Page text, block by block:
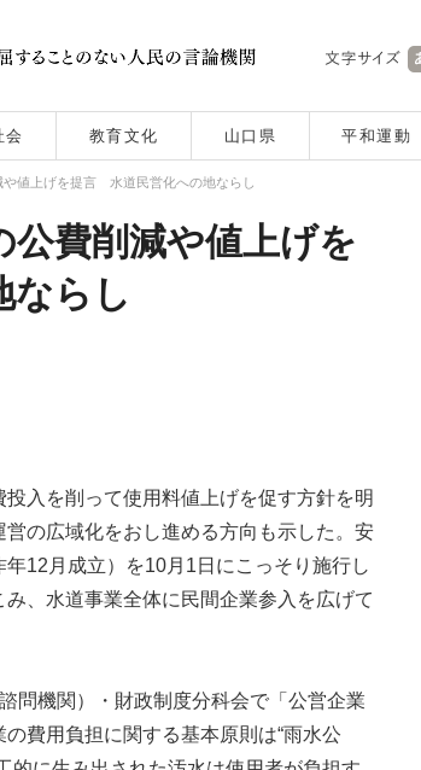
会 教育文化 山口県 平和運動
や値上げを提言 水道民営化への地ならし
公費削減や値上げを
らし
入を削って使用料値上げを促す方針を明
の広域化をおし進める方向も示した。安
12月成立）を10月1日にこっそり施行し
、水道事業全体に民間企業参入を広げて
問機関）・財政制度分科会で「公営企業
費用負担に関する基本原則は“雨水公